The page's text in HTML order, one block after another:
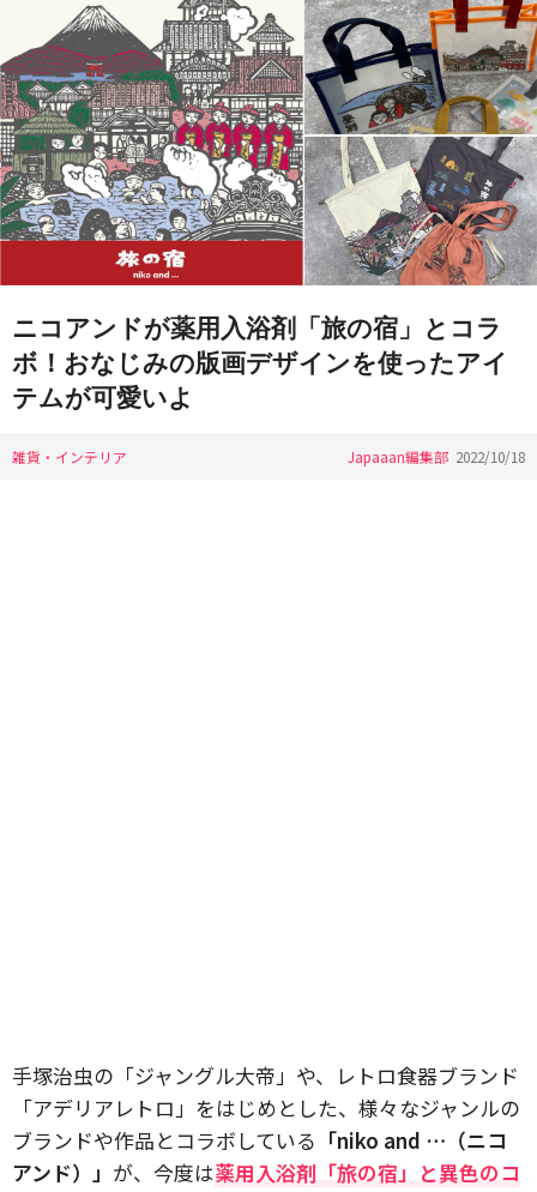
ニコアンドが薬用入浴剤「旅の宿」とコラ
ボ！おなじみの版画デザインを使ったアイ
テムが可愛いよ
雑貨・インテリア Japaaan編集部 2022/10/18
手塚治虫の「ジャングル大帝」や、レトロ食器ブランド
「アデリアレトロ」をはじめとした、様々なジャンルの
ブランドや作品とコラボしている 「niko and …（ニコ
アンド）」 が、今度は薬用入浴剤「旅の宿」と異色のコ